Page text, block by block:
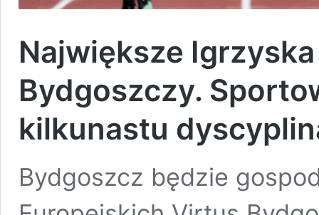
Największe
Bydgoszczy.
kilkunastu
Bydgoszcz będzie